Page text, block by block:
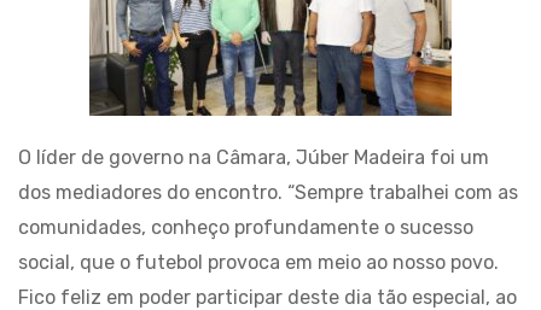
O líder de governo na Câmara, Júber Madeira foi um
dos mediadores do encontro. “Sempre trabalhei com as
comunidades, conheço profundamente o sucesso
social, que o futebol provoca em meio ao nosso povo.
Fico feliz em poder participar deste dia tão especial, ao